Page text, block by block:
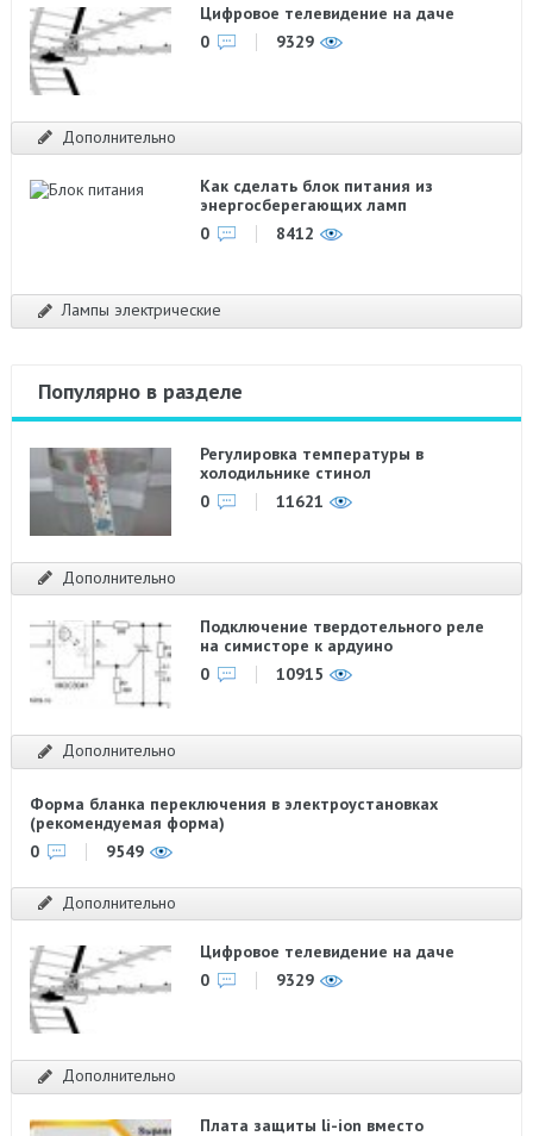
Цифровое телевидение на даче
0
9329
Дополнительно
Как сделать блок питания из
энергосберегающих ламп
0
8412
Лампы электрические
Популярно в разделе
Регулировка температуры в
холодильнике стинол
0
11621
Дополнительно
Подключение твердотельного реле
на симисторе к ардуино
0
10915
Дополнительно
Форма бланка переключения в электроустановках
(рекомендуемая форма)
0
9549
Дополнительно
Цифровое телевидение на даче
0
9329
Дополнительно
Плата защиты li-ion вместо